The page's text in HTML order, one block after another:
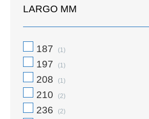
LARGO MM
187 (1)
197 (1)
208 (1)
210 (2)
236 (2)